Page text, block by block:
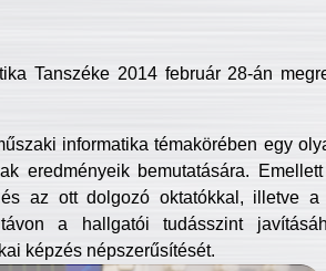
Tanszéke 2014 február 28-án
informatika témakörében egy
eredményeik bemutatására.
az ott dolgozó oktatókkal, illetve
a hallgatói tudásszint
képzés népszerűsítését.